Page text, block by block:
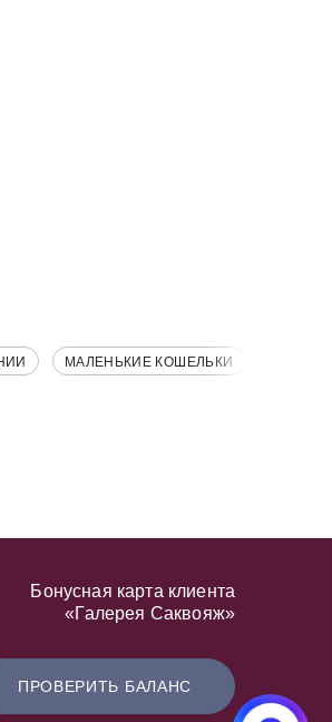
МАЛЕНЬКИЕ КОШЕЛЬКИ
Бонусная карта клиента
«Галерея Саквояж»
ПРОВЕРИТЬ БАЛАНС